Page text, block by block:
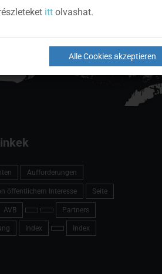
Aufforderungen
öffentlichem Interesse Seite
AVB Partners
Index Index
itt olvashat.
Alle Cookies akzeptieren